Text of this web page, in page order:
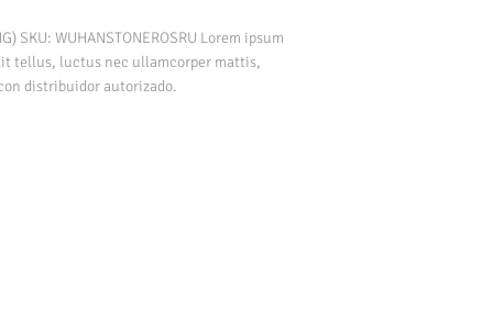
SKU: WUHANSTONEROSRU Lorem ipsum
tellus, luctus nec ullamcorper mattis,
distribuidor autorizado.